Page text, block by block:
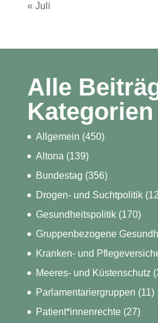
« Juli
Alle
Kategorien
Allgemein (450)
Altona (139)
Bundestag (356)
Drogen- und Suchtpolitik
Gesundheitspolitik(170)
Gruppenbezogene
Kranken- und
Meeres- und Küstenschutz
Parlamentariergruppen (11)
Patient*innenrechte(27)